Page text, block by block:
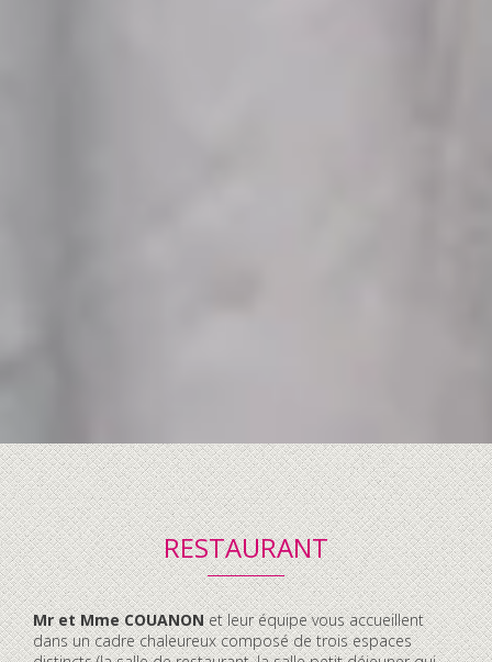
RESTAURANT
Contenu
accordéon
Mr et Mme COUANONet leur équipe vous accueillent
dans un cadre chaleureux composé de trois espaces